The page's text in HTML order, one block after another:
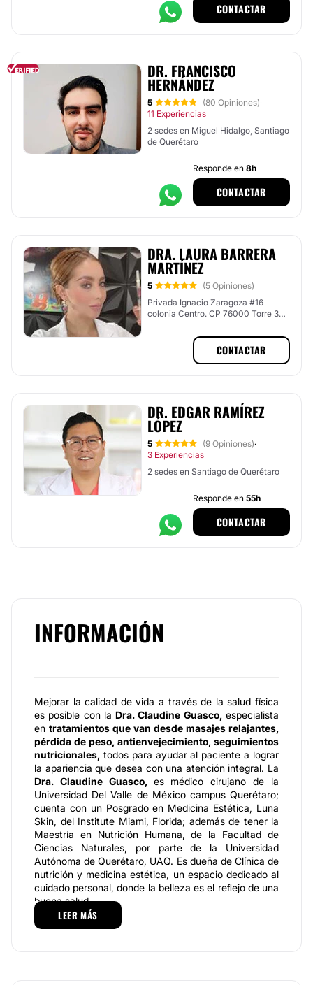
CONTACTAR
DR. FRANCISCO
HERNÁNDEZ
5 (80 Opiniones)·
11 Experiencias
2 sedes en Miguel Hidalgo, Santiago
de Querétaro
Responde en 8h
CONTACTAR
DRA. LAURA BARRERA
MARTÍNEZ
5
(5 Opiniones)
Privada Ignacio Zaragoza #16
colonia Centro. CP 76000 Torre 3
de Querétaro, Querétaro
CONTACTAR
DR. EDGAR RAMÍREZ
LÓPEZ
5 (9 Opiniones)·
3 Experiencias
2 sedes en Santiago de Querétaro
Responde en 55h
CONTACTAR
INFORMACIÓN
Mejorar la calidad de vida a través de la salud física
es posible con laDra. Claudine Guasco, especialista
en tratamientos que van desde masajes relajantes,
pérdida de peso, antienvejecimiento, seguimientos
nutricionales, todos para ayudar al paciente a lograr
la apariencia que desea con una atención integral. La
Dra. Claudine Guasco, es médico cirujano de la
Universidad Del Valle de México campus Querétaro;
cuenta con un Posgrado en Medicina Estética, Luna
Skin, del Institute Miami, Florida; además de tener la
Maestría en Nutrición Humana, de la Facultad de
Ciencias Naturales, por parte de la Universidad
Autónoma de Querétaro, UAQ. Es dueña de Clínica de
nutrición y medicina estética, un espacio dedicado al
cuidado personal, donde la belleza es el reﬂejo de una
buena salud.
La Dra. Claudine Guasco
LEER MÁS